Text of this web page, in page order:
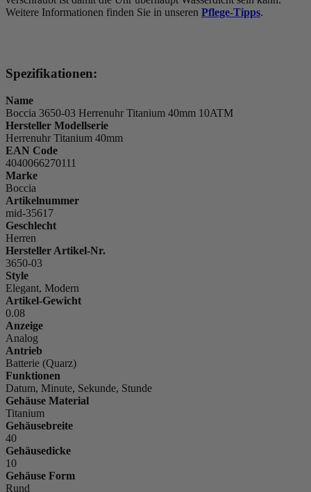
Weitere Informationen finden Sie in unseren Pflege-Tipps.
Spezifikationen:
Name
Boccia 3650-03 Herrenuhr Titanium 40mm 10ATM
Hersteller Modellserie
Herrenuhr Titanium 40mm
EAN Code
4040066270111
Marke
Boccia
Artikelnummer
mid-35617
Geschlecht
Herren
Hersteller Artikel-Nr.
3650-03
Style
Elegant, Modern
Artikel-Gewicht
0.08
Anzeige
Analog
Antrieb
Batterie (Quarz)
Funktionen
Datum, Minute, Sekunde, Stunde
Gehäuse Material
Titanium
Gehäusebreite
40
Gehäusedicke
10
Gehäuse Form
Rund